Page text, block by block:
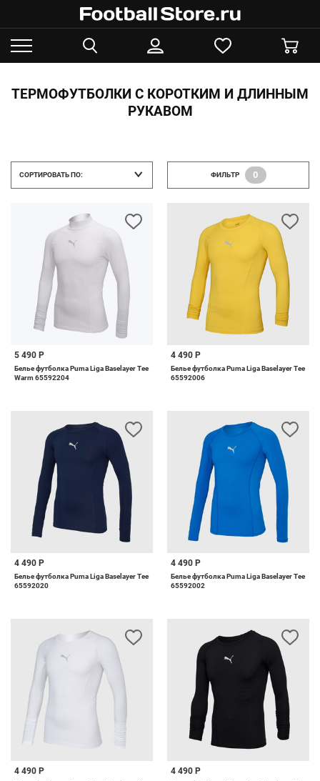
ТЕРМОФУТБОЛКИ С КОРОТКИМ И ДЛИННЫМ
РУКАВОМ
СОРТИРОВАТЬ ПО: ФИЛЬТР 0
5 490 Р
Белье футболка Puma Liga Baselayer Tee
Warm 65592204
4 490 Р
Белье футболка Puma Liga Baselayer Tee
65592006
4 490 Р
Белье футболка Puma Liga Baselayer Tee
65592020
4 490 Р
Белье футболка Puma Liga Baselayer Tee
65592002
4 490 Р 4 490 Р